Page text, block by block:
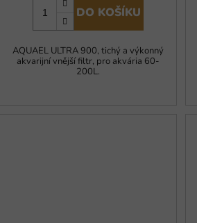
DO KOŠÍKU
AQUAEL ULTRA 900, tichý a výkonný
akvarijní vnější filtr, pro akvária 60-
200L.